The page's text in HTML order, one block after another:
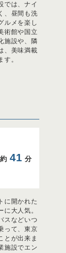
では、ナイ
、昼間も洗
ルメを楽し
術館や国立
施設や、隣
、美味満載
す。
約 41 分
に開かれた
に大人気。
スなどいつ
って、東京
とが出来ま
施設でエン